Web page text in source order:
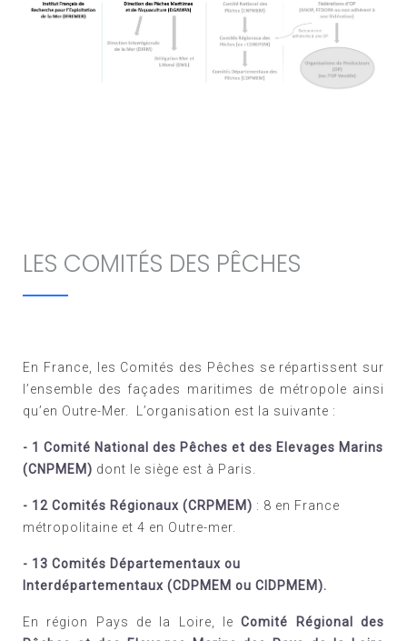
LES COMITÉS DES PÊCHES
En France, les Comités des Pêches se répartissent sur
l’ensemble des façades maritimes de métropole ainsi
qu’en Outre-Mer. L’organisation est la suivante :
- 1 Comité National des Pêches et des Elevages Marins
(CNPMEM) dont le siège est à Paris.
- 12 Comités Régionaux (CRPMEM) : 8 en France
métropolitaine et 4 en Outre-mer.
- 13 Comités Départementaux ou
Interdépartementaux (CDPMEM ou CIDPMEM).
En région Pays de la Loire, leComité Régional des